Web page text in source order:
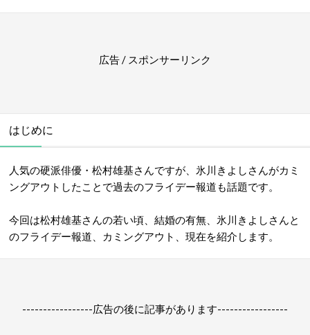
広告 / スポンサーリンク
はじめに
人気の硬派俳優・松村雄基さんですが、氷川きよしさんがカミ
ングアウトしたことで過去のフライデー報道も話題です。
今回は松村雄基さんの若い頃、結婚の有無、氷川きよしさんと
のフライデー報道、カミングアウト、現在を紹介します。
-----------------広告の後に記事があります-----------------